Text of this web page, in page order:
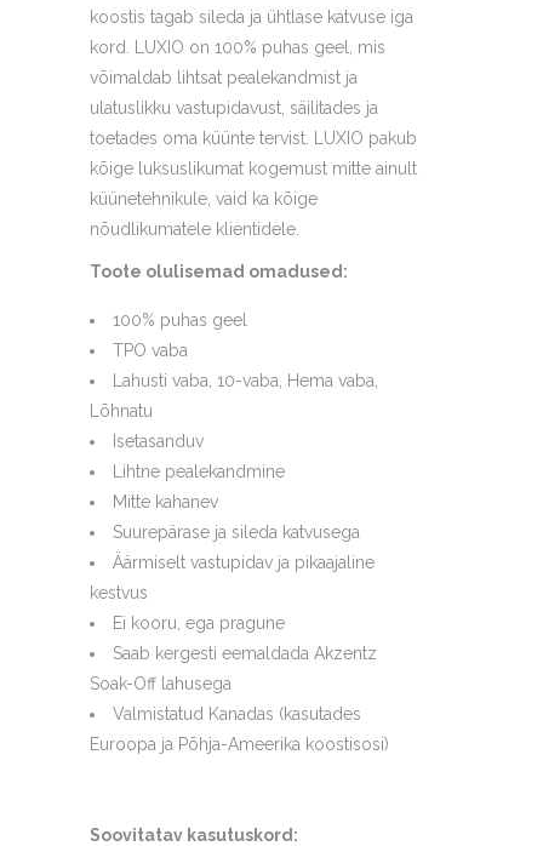
koostis tagab sileda ja ühtlase katvuse iga
kord. LUXIO on 100% puhas geel, mis
võimaldab lihtsat pealekandmist ja
ulatuslikku vastupidavust, säilitades ja
toetades oma küünte tervist. LUXIO pakub
kõige luksuslikumat kogemust mitte ainult
küünetehnikule, vaid ka kõige
nõudlikumatele klientidele.
Toote olulisemad omadused:
100% puhas geel
TPO vaba
Lahusti vaba, 10-vaba, Hema vaba,
Lõhnatu
Isetasanduv
Lihtne pealekandmine
Mitte kahanev
Suurepärase ja sileda katvusega
Äärmiselt vastupidav ja pikaajaline
kestvus
Ei kooru, ega pragune
Saab kergesti eemaldada Akzentz
Soak-Off lahusega
Valmistatud Kanadas (kasutades
Euroopa ja Põhja-Ameerika koostisosi)
Soovitatav kasutuskord: